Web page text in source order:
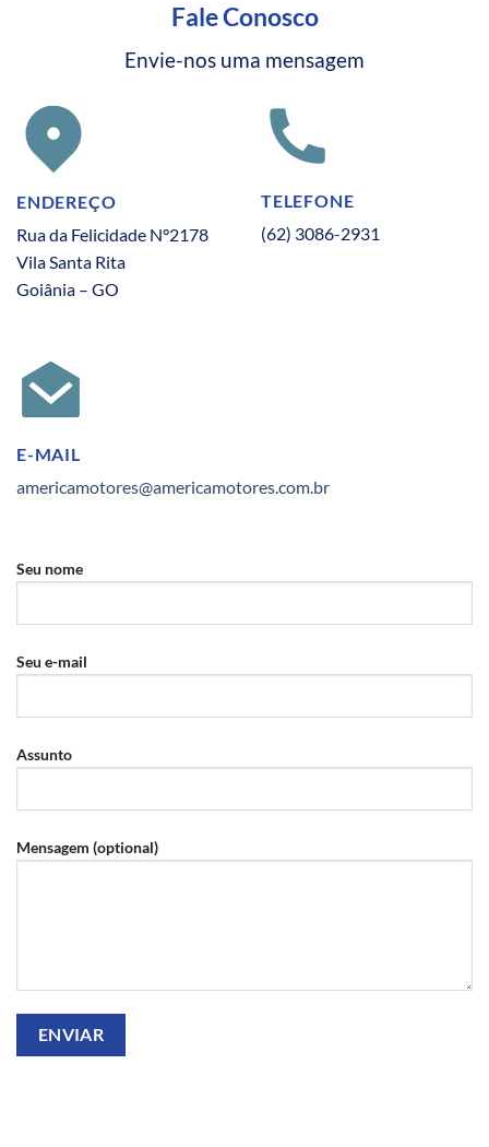
Fale Conosco
Envie-nos uma mensagem
ENDEREÇO
Rua da Felicidade N°2178
Vila Santa Rita
Goiânia – GO
TELEFONE
(62) 3086-2931
E-MAIL
americamotores@americamotores.com.br
Seu nome
Seu e-mail
Assunto
Mensagem (optional)